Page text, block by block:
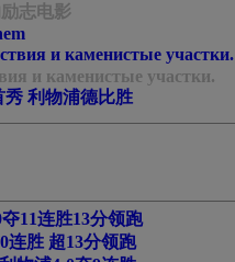
志电影
и каменистые участки.
и каменистые участки.
秀 利物浦德比胜
11连胜13分领跑
连胜 超13分领跑